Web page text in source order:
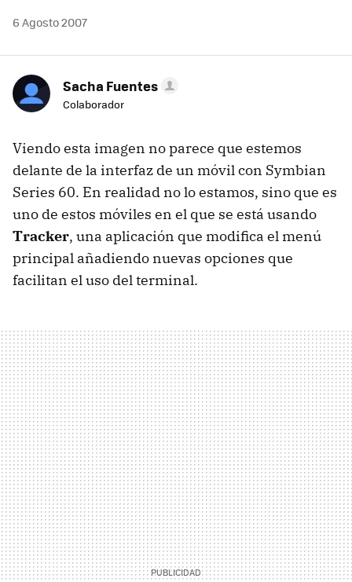
6 Agosto 2007
Sacha Fuentes
Colaborador
Viendo esta imagen no parece que estemos
delante de la interfaz de un móvil con Symbian
Series 60. En realidad no lo estamos, sino que es
uno de estos móviles en el que se está usando
Tracker, una aplicación que modifica el menú
principal añadiendo nuevas opciones que
facilitan el uso del terminal.